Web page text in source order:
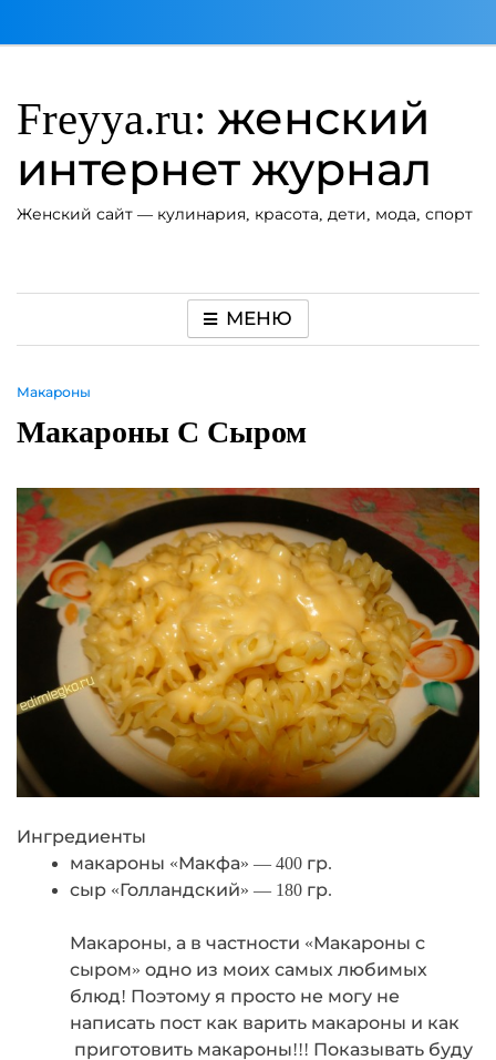
Freyya.ru: женский
интернет журнал
Женский сайт — кулинария, красота, дети, мода, спорт
МЕНЮ
Макароны
Макароны С Сыром
Ингредиенты
макароны «Макфа» — 400 гр.
сыр «Голландский» — 180 гр.
Макароны, а в частности «Макароны с
сыром» одно из моих самых любимых
блюд! Поэтому я просто не могу не
написать пост как варить макароны и как
приготовить макароны!!! Показывать буду